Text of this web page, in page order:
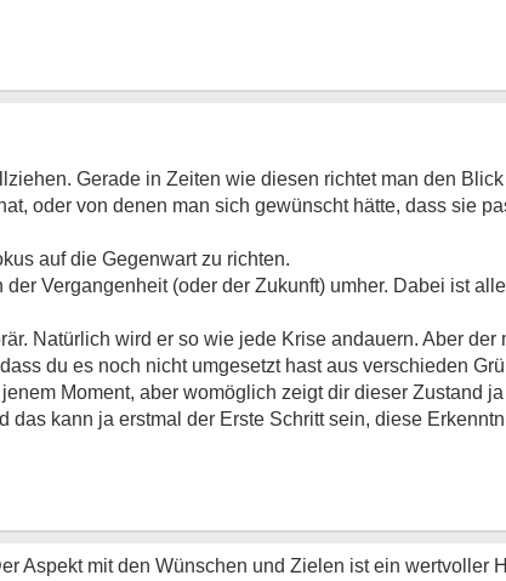
Gerade in Zeiten wie diesen richtet man den
oder von denen man sich gewünscht hätte, dass sie
auf die Gegenwart zu richten.
Vergangenheit (oder der Zukunft) umher. Dabei ist
Natürlich wird er so wie jede Krise andauern. Aber der
du es noch nicht umgesetzt hast aus verschieden
Moment, aber womöglich zeigt dir dieser Zustand
das kann ja erstmal der Erste Schritt sein, diese
Aspekt mit den Wünschen und Zielen ist ein wertvoller